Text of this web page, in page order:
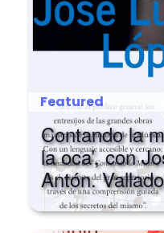
Featured
Contando la
la oca’, con
Antón.